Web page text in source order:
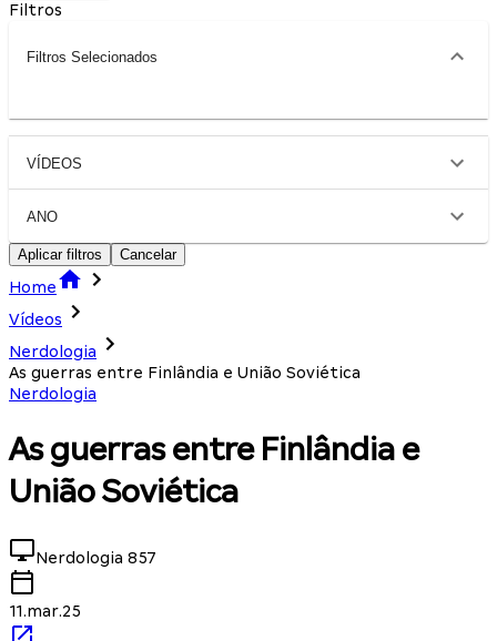
Filtros
Filtros Selecionados
VÍDEOS
ANO
Aplicar filtros Cancelar
Home
Vídeos
Nerdologia
As guerras entre Finlândia e União Soviética
Nerdologia
As guerras entre Finlândia e
União Soviética
Nerdologia 857
11.mar.25